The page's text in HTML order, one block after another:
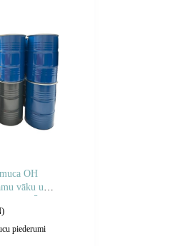
OH
vāku un 2
piederumi